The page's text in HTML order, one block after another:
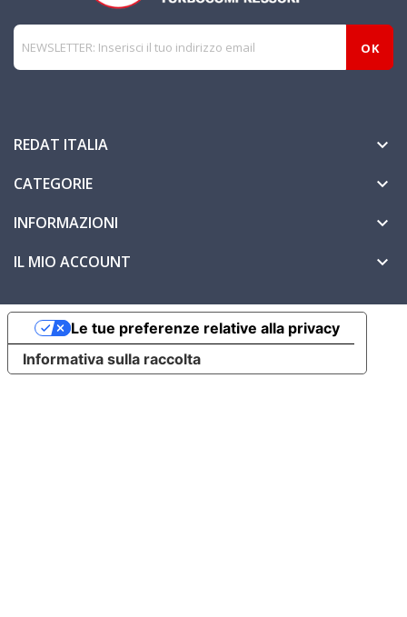
REDAT ITALIA 
CATEGORIE 
INFORMAZIONI 
IL MIO ACCOUNT 
Informativa sulla raccolta
Le tue preferenze relative alla privacy